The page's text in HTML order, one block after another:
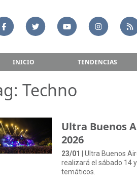
INICIO TENDENCIAS
Techno
Ultra Buenos
2026
23/01
| Ultra Buenos
realizará el sábado 14
temáticos.